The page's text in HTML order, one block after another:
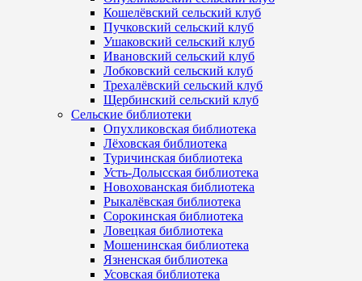
Кошелёвский сельский клуб
Пучковский сельский клуб
Ушаковский сельский клуб
Ивановский сельский клуб
Лобковский сельский клуб
Трехалёвский сельский клуб
Щербинский сельский клуб
Сельские библиотеки
Опухликовская библиотека
Лёховская библиотека
Туричинская библиотека
Усть-Долысская библиотека
Новохованская библиотека
Рыкалёвская библиотека
Сорокинская библиотека
Ловецкая библиотека
Мошенинская библиотека
Язненская библиотека
Усовская библиотека